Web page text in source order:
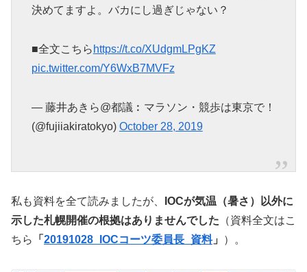
決めてますよ。バカにし過ぎじゃない？
■全文こちら https://t.co/XUdgmLPgKZ
pic.twitter.com/Y6WxB7MVFz
— 藤井あきら@都議︰マラソン・競歩は東京で！
(@fujiiakiratokyo) October 28, 2019
私も資料を全て読みましたが、
IOCが気温（暑さ）以外に
示した札幌開催の根拠はありませんでした （資料全文はこ
ちら
「 20191028_IOCコーツ委員長_資料」 ）。